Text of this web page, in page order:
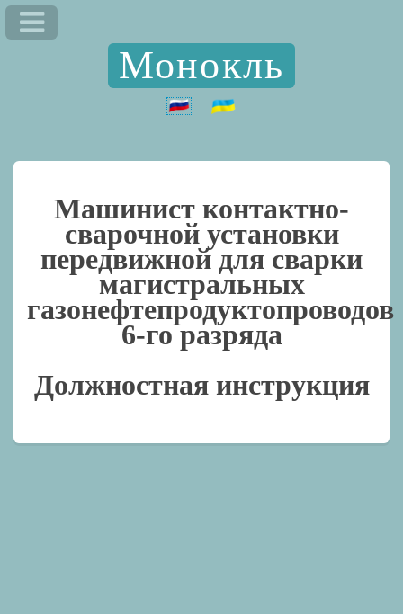
Монокль
Машинист контактно-
сварочной установки
передвижной для сварки
магистральных
газонефтепродуктопроводов
6-го разряда
Должностная инструкция